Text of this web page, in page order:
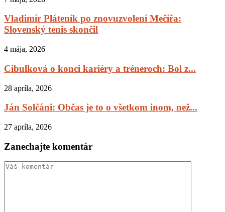
Vladimír Pláteník po znovuzvolení Mečířa:
Slovenský tenis skončil
4 mája, 2026
Cibulková o konci kariéry a tréneroch: Bol z...
28 apríla, 2026
Ján Solčáni: Občas je to o všetkom inom, než...
27 apríla, 2026
Zanechajte komentár